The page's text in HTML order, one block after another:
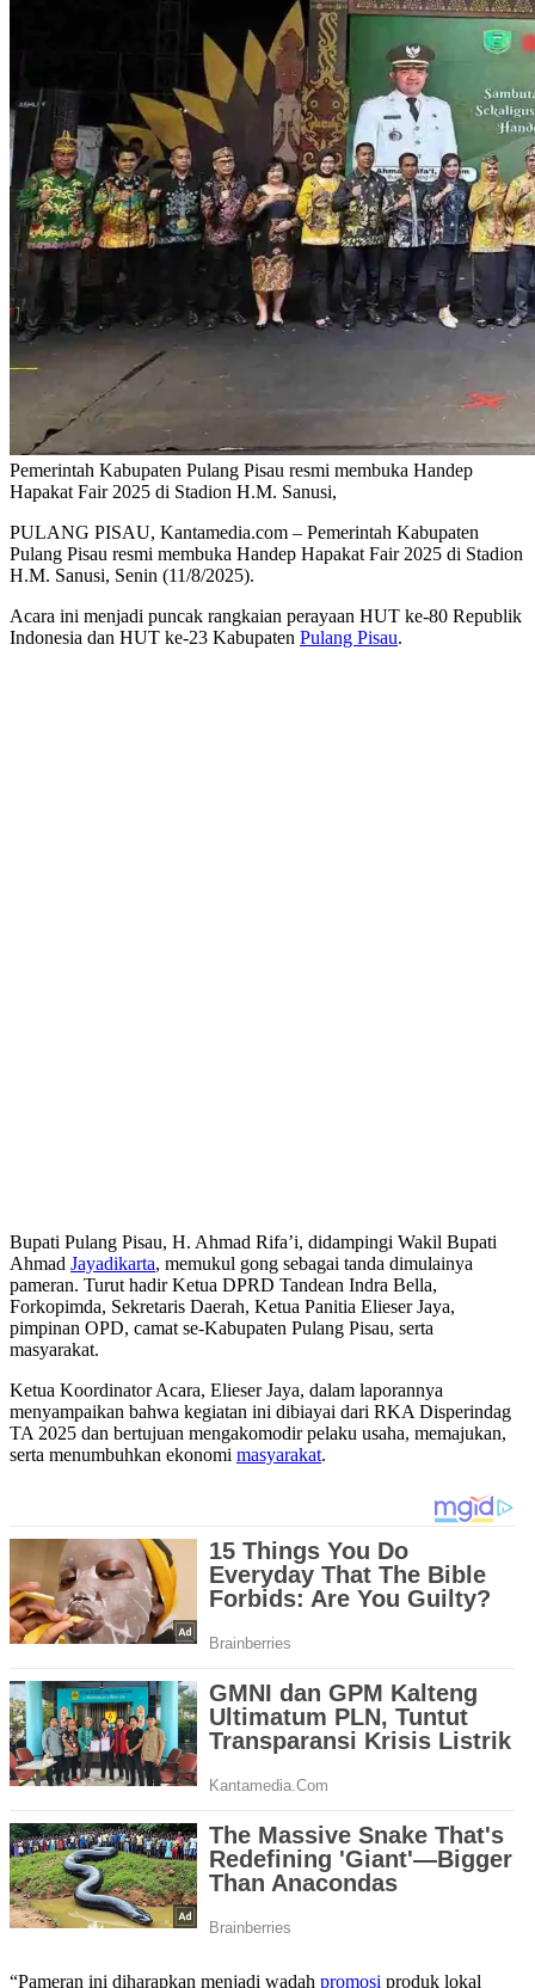
Pemerintah Kabupaten Pulang Pisau resmi membuka Handep
Hapakat Fair 2025 di Stadion H.M. Sanusi,
PULANG PISAU, Kantamedia.com – Pemerintah Kabupaten
Pulang Pisau resmi membuka Handep Hapakat Fair 2025 di Stadion
H.M. Sanusi, Senin (11/8/2025).
Acara ini menjadi puncak rangkaian perayaan HUT ke-80 Republik
Indonesia dan HUT ke-23 Kabupaten Pulang Pisau.
Bupati Pulang Pisau, H. Ahmad Rifa’i, didampingi Wakil Bupati
Ahmad Jayadikarta, memukul gong sebagai tanda dimulainya
pameran. Turut hadir Ketua DPRD Tandean Indra Bella,
Forkopimda, Sekretaris Daerah, Ketua Panitia Elieser Jaya,
pimpinan OPD, camat se-Kabupaten Pulang Pisau, serta
masyarakat.
Ketua Koordinator Acara, Elieser Jaya, dalam laporannya
menyampaikan bahwa kegiatan ini dibiayai dari RKA Disperindag
TA 2025 dan bertujuan mengakomodir pelaku usaha, memajukan,
serta menumbuhkan ekonomi masyarakat.
“Pameran ini diharapkan menjadi wadah promosi produk lokal